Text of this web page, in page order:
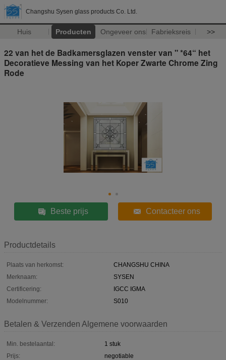
Changshu Sysen glass products Co. Ltd.
Huis Producten Ongeveer ons Fabrieksreis >>
22 van het de Badkamersglazen venster van " *64“ het
Decoratieve Messing van het Koper Zwarte Chrome Zing
Rode
Beste prijs Contacteer ons
Productdetails
Plaats van herkomst:
CHANGSHU CHINA
Merknaam:
SYSEN
Certificering:
IGCC IGMA
Modelnummer:
S010
Betalen & Verzenden Algemene voorwaarden
Min. bestelaantal:
1 stuk
Prijs:
negotiable